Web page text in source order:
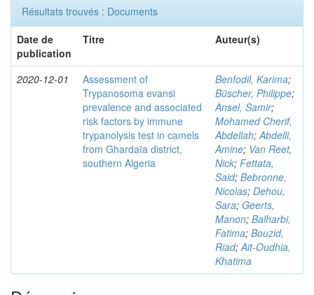
Résultats trouvés : Documents
Date de
publication
Titre Auteur(s)
2020-12-01
Assessment of
Trypanosoma evansi
prevalence and associated
risk factors by immune
trypanolysis test in camels
from Ghardaïa district,
southern Algeria
Benfodil, Karima;
Büscher, Philippe;
Ansel, Samir;
Mohamed Cherif,
Abdellah;Abdelli,
Amine; Van Reet,
Nick; Fettata,
Said; Bebronne,
Nicolas; Dehou,
Sara; Geerts,
Manon; Balharbi,
Fatima; Bouzid,
Riad;Ait-Oudhia,
Khatima